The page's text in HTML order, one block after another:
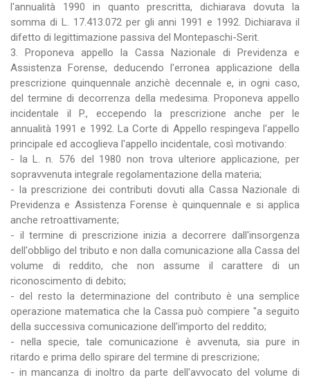
l'annualità 1990 in quanto prescritta, dichiarava dovuta la
somma di L. 17.413.072 per gli anni 1991 e 1992. Dichiarava il
difetto di legittimazione passiva del Montepaschi-Serit.
3. Proponeva appello la Cassa Nazionale di Previdenza e
Assistenza Forense, deducendo l'erronea applicazione della
prescrizione quinquennale anzichè decennale e, in ogni caso,
del termine di decorrenza della medesima. Proponeva appello
incidentale il P., eccependo la prescrizione anche per le
annualità 1991 e 1992. La Corte di Appello respingeva l'appello
principale ed accoglieva l'appello incidentale, così motivando:
- la L. n. 576 del 1980 non trova ulteriore applicazione, per
sopravvenuta integrale regolamentazione della materia;
- la prescrizione dei contributi dovuti alla Cassa Nazionale di
Previdenza e Assistenza Forense è quinquennale e si applica
anche retroattivamente;
- il termine di prescrizione inizia a decorrere dall'insorgenza
dell'obbligo del tributo e non dalla comunicazione alla Cassa del
volume di reddito, che non assume il carattere di un
riconoscimento di debito;
- del resto la determinazione del contributo è una semplice
operazione matematica che la Cassa può compiere "a seguito
della successiva comunicazione dell'importo del reddito;
- nella specie, tale comunicazione è avvenuta, sia pure in
ritardo e prima dello spirare del termine di prescrizione;
- in mancanza di inoltro da parte dell'avvocato del volume di